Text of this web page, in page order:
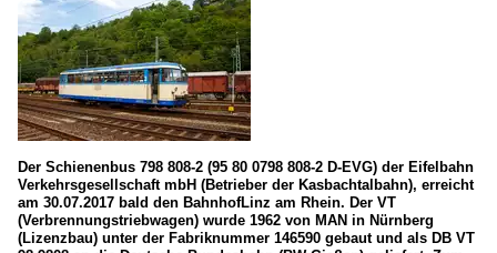
Der Schienenbus 798 808-2 (95 80 0798 808-2 D-EVG) der Eifelbahn
Verkehrsgesellschaft mbH (Betrieber der Kasbachtalbahn), erreicht
am 30.07.2017 bald den BahnhofLinz am Rhein. Der VT
(Verbrennungstriebwagen) wurde 1962 von MAN in Nürnberg
(Lizenzbau) unter der Fabriknummer 146590 gebaut und als DB VT